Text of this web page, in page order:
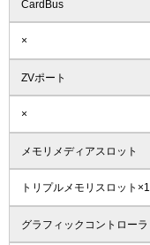
CardBus
×
ZVポート
×
メモリメディアスロット
トリプルメモリスロット×1
グラフィックコントローラ